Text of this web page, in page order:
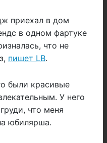
приехал в дом
в одном фартуке
что не
пишет LB.
были красивые
У него
что меня
юбилярша.